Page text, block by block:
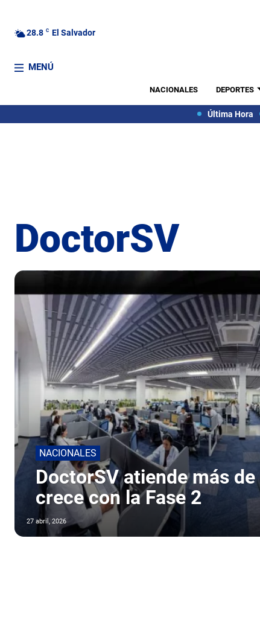
28.8 C El Salvador
MENÚ
NACIONALES DEPORTES
Última Hora
DoctorSV
NACIONALES
DoctorSV atiende más
crece con la Fase 2
27 abril, 2026